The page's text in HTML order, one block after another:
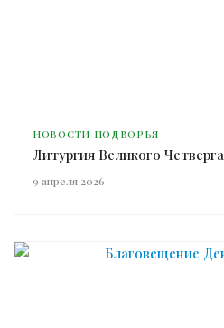
НОВОСТИ ПОДВОРЬЯ
Литургия Великого Четверга
9 апреля 2026